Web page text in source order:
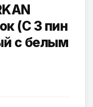
(C 3 пин
с белым